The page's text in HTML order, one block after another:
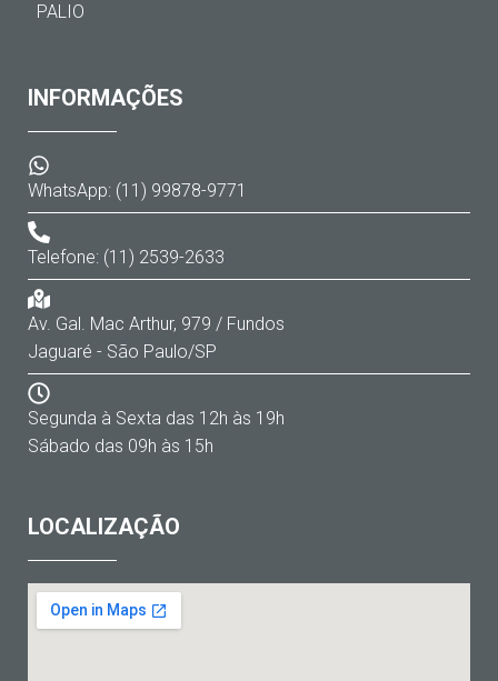
PALIO
INFORMAÇÕES
WhatsApp: (11) 99878-9771
Telefone: (11) 2539-2633
Av. Gal. Mac Arthur, 979 / Fundos
Jaguaré - São Paulo/SP
Segunda à Sexta das 12h às 19h
Sábado das 09h às 15h
LOCALIZAÇÃO